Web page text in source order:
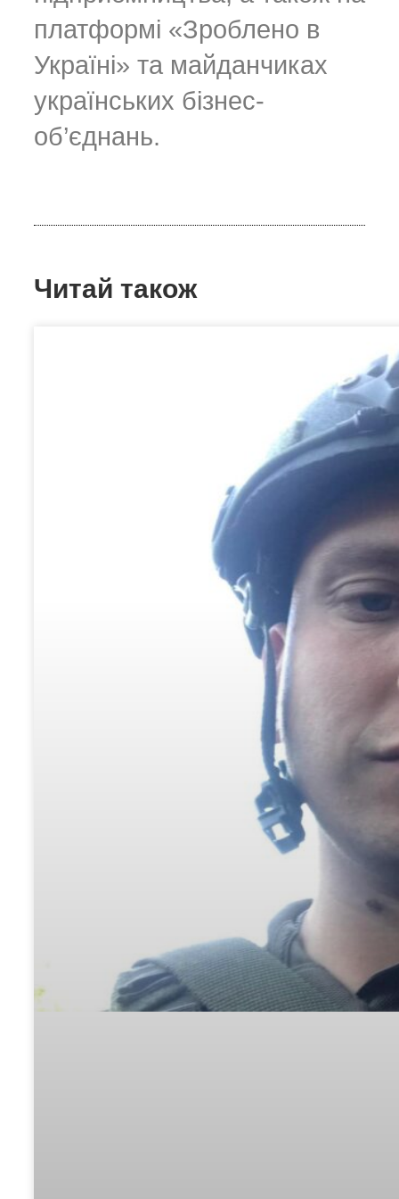
платформі «Зроблено в
Україні» та майданчиках
українських бізнес-
об’єднань.
Читай також